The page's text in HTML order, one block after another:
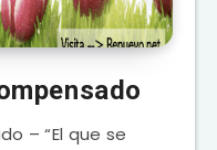
– “El que se